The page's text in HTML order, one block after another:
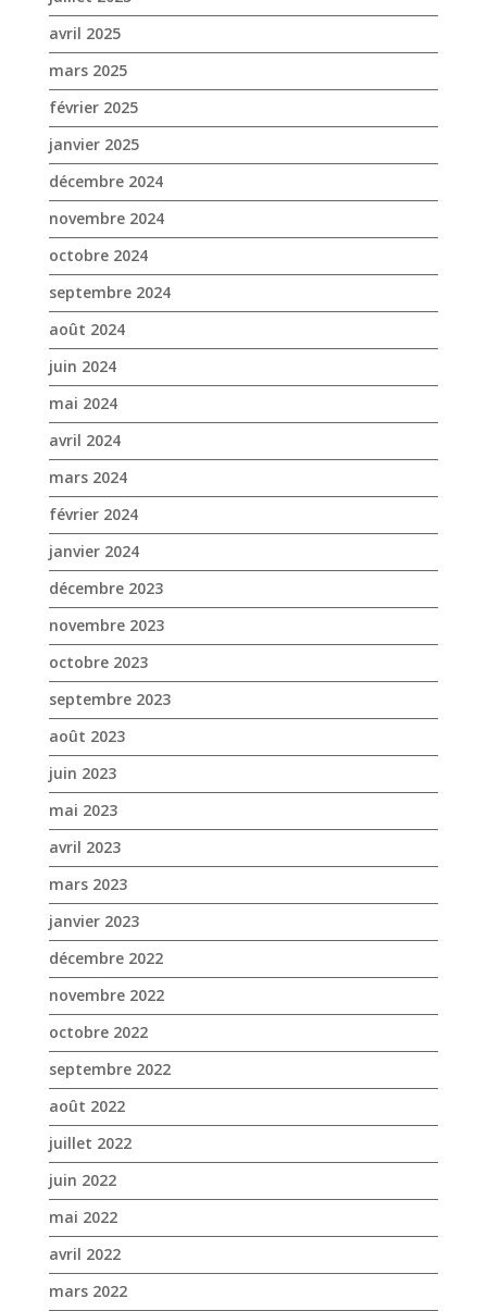
novembre 2024
octobre 2024
septembre 2024
août 2024
juin 2024
mai 2024
avril 2024
mars 2024
février 2024
janvier 2024
décembre 2023
novembre 2023
octobre 2023
septembre 2023
août 2023
juin 2023
mai 2023
avril 2023
mars 2023
janvier 2023
décembre 2022
novembre 2022
octobre 2022
septembre 2022
août 2022
juillet 2022
juin 2022
mai 2022
avril 2022
mars 2022
février 2022
janvier 2022
décembre 2021
novembre 2021
octobre 2021